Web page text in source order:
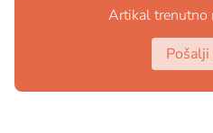
Artikal trenutno